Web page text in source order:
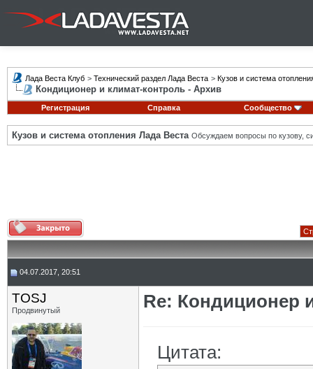
Лада Веста Клуб > Технический раздел Лада Веста > Кузов и система
Кондиционер и климат-контроль - Архив
Регистрация Справка Сообщество
Кузов и система отопления Лада Веста Обсуждаем вопросы по кузову,
04.07.2017, 20:51
TOSJ
Продвинутый Re: Кондиционер
Цитата: